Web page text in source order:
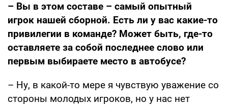
– Вы в этом составе – самый опытный
игрок нашей сборной. Есть ли у вас какие-то
привилегии в команде? Может быть, где-то
оставляете за собой последнее слово или
первым выбираете место в автобусе?
– Ну, в какой-то мере я чувствую уважение со
стороны молодых игроков, но у нас нет